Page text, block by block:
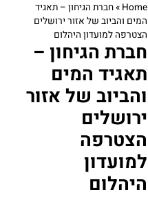
Home
»חברת הגיחון – תאגיד
המים והביוב של אזור ירושלים
הצטרפה למועדון היהלום
חברת הגיחון –
תאגיד המים
והביוב של אזור
ירושלים
הצטרפה
למועדון
היהלום